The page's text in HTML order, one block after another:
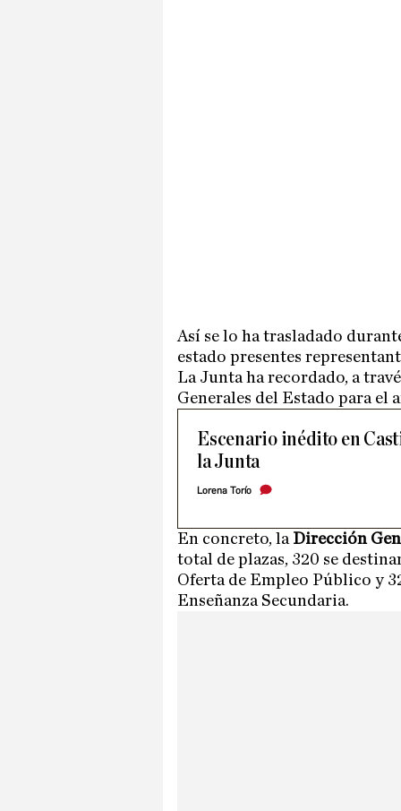
Así se lo ha trasladado
estado presentes
La Junta ha recordado, a
Generales del Estado para el
Escenario inédito en
la Junta
Lorena Torío
En concreto, la Dirección
total de plazas, 320 se
Oferta de Empleo Público y
Enseñanza Secundaria.